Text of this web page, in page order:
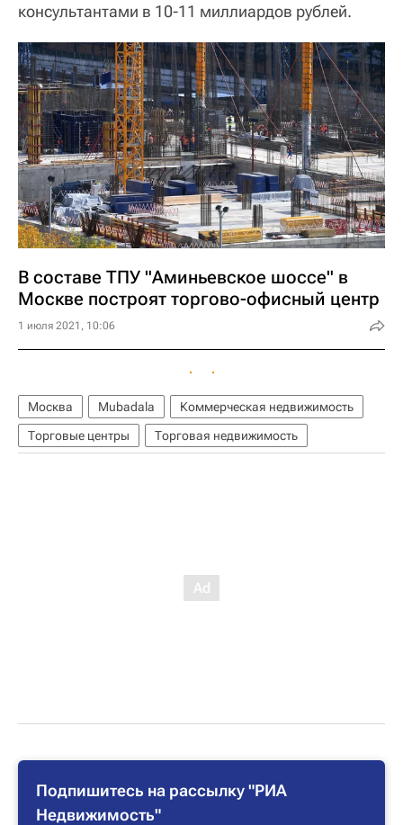
консультантами в 10-11 миллиардов рублей.
В составе ТПУ "Аминьевское шоссе" в
Москве построят торгово-офисный центр
1 июля 2021, 10:06
Москва Mubadala
Коммерческая недвижимость
Торговые центры
Торговая недвижимость
Подпишитесь на рассылку "РИА
Недвижимость"